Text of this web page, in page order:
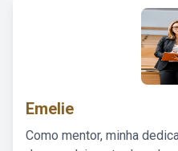
Emelie
Como mentor, minha